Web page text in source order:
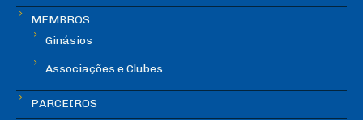
MEMBROS
Ginásios
Associações e Clubes
PARCEIROS